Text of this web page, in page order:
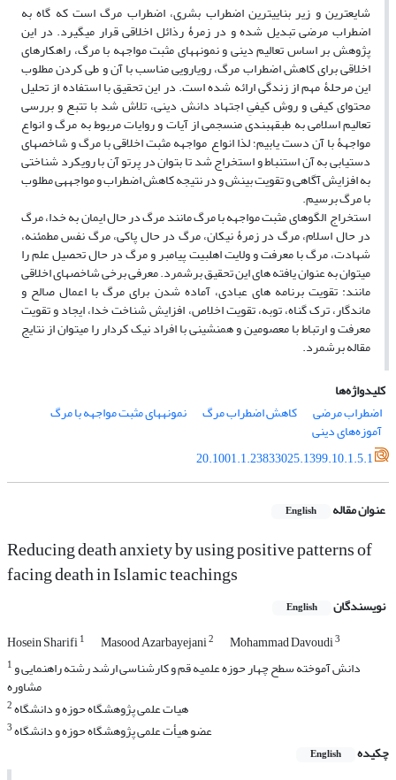
شایع‎ترین و زیر بنایی‎ترین اضطراب بشری، اضطراب مرگ است که گاه به
اضطراب مرضی تبدیل شده و در زمرۀ رذائل اخلاقی قرار می‎گیرد. در این
پژوهش بر اساس تعالیم دینی و نمونه‎های مثبت مواجهه با مرگ، راه‎کارهای
اخلاقی برای کاهش اضطراب مرگ، رویارویی مناسب با آن و طی کردن مطلوب
این مرحلۀ مهم از زندگی ارائه شده است. در این تحقیق با استفاده از تحلیل
محتوای کیفی و روش کیفیِ اجتهاد دانش دینی، تلاش شد با تتبع و بررسی
تعالیم اسلامی به طبقه‎بندی منسجمی از آیات و روایات مربوط به مرگ و انواع
مواجهۀ با آن دست یابیم؛ لذا انواع مواجهه مثبت اخلاقی با مرگ و شاخص‎های
دست‎یابی به آن استنباط و استخراج شد تا بتوان در پرتو آن با رویکرد شناختی
به افزایش آگاهی و تقویت بینش و در نتیجه کاهش اضطراب و مواجهه‎ی مطلوب
با مرگ برسیم.
استخراج الگوهای مثبت مواجهه‎ با مرگ مانند مرگ در حال ایمان به خدا، مرگ
در حال اسلام، مرگ در زمرۀ نیکان، مرگ در حال پاکی، مرگ نفس مطمئنه،
شهادت، مرگ با معرفت و ولایت اهل‎بیت پیامبر و مرگ در حال تحصیل علم را
می‎توان به عنوان یافته های این تحقیق برشمرد. معرفی برخی شاخص‎های اخلاقی
مانند: تقویت برنامه های عبادی، آماده شدن برای مرگ با اعمال صالح و
ماندگار، ترک گناه، توبه، تقویت اخلاص، افزایش شناخت خدا، ایجاد و تقویت
معرفت و ارتباط با معصومین و همنشینی با افراد نیک کردار را می‎توان از نتایج
مقاله برشمرد.
کلیدواژه‌ها
اضطراب مرضی
کاهش اضطراب مرگ نمونه‎های مثبت مواجهه با مرگ
آموزه‌های دینی
20.1001.1.23833025.1399.10.1.5.1
عنوان مقاله English
Reducing death anxiety by using positive patterns of
facing death in Islamic teachings
نویسندگان English
Hosein Sharifi1 Masood Azarbayejani2 Mohammad Davoudi3
1
مشاوره
2هیات علمی پژوهشگاه حوزه و دانشگاه
3عضو هیأت علمی پژوهشگاه حوزه و دانشگاه
چکیده
English